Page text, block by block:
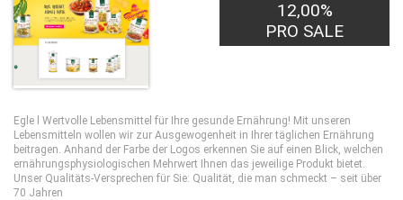
12,00%
PRO SALE
Egle l Wertvolle Lebensmittel für Ihre gesunde Ernährung! Mit unseren
Lebensmitteln wollen wir zur Ausgewogenheit in Ihrer täglichen Ernährung
beitragen. Anhand der Farbe der Logos erkennen Sie auf einen Blick, welchen
ernährungsphysiologischen Mehrwert Ihnen das jeweilige Produkt bietet.
Unser Qualitäts-Versprechen für Sie: Qualität, die man schmeckt – seit über
70 Jahren